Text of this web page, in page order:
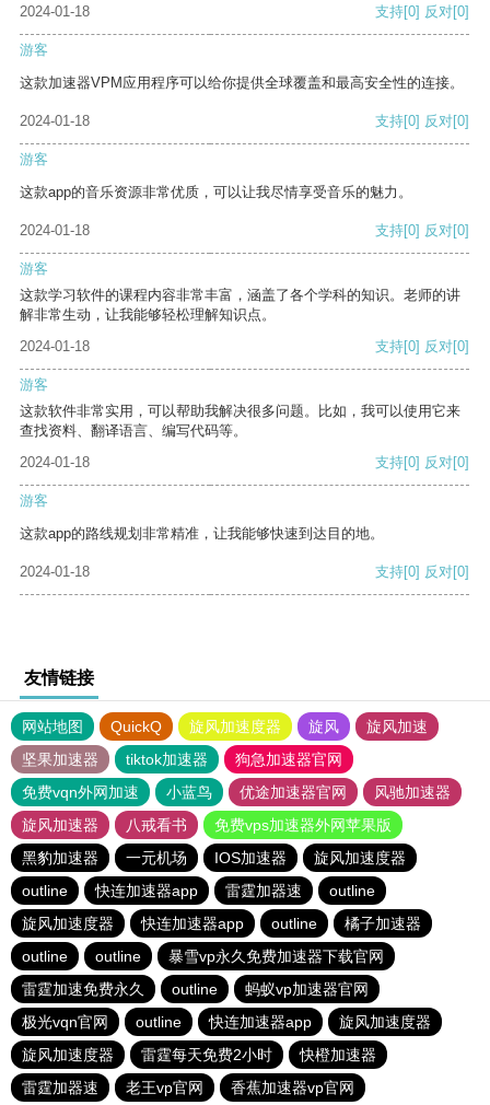
2024-01-18
支持[0] 反对[0]
游客
这款加速器VPM应用程序可以给你提供全球覆盖和最高安全性的连接。
2024-01-18 支持[0] 反对[0]
游客
这款app的音乐资源非常优质，可以让我尽情享受音乐的魅力。
2024-01-18 支持[0] 反对[0]
游客
这款学习软件的课程内容非常丰富，涵盖了各个学科的知识。老师的讲
解非常生动，让我能够轻松理解知识点。
2024-01-18
支持[0] 反对[0]
游客
这款软件非常实用，可以帮助我解决很多问题。比如，我可以使用它来
查找资料、翻译语言、编写代码等。
2024-01-18
支持[0] 反对[0]
游客
这款app的路线规划非常精准，让我能够快速到达目的地。
2024-01-18 支持[0] 反对[0]
友情链接
网站地图 QuickQ 旋风加速度器 旋风
旋风加速
坚果加速器
tiktok加速器
狗急加速器官网
免费vqn外网加速
小蓝鸟 优途加速器官网
风驰加速器
旋风加速器
八戒看书
免费vps加速器外网苹果版
黑豹加速器
一元机场 IOS加速器
旋风加速度器
outline
快连加速器app 雷霆加器速
outline
旋风加速度器
快连加速器app outline
橘子加速器
outline
outline
暴雪vp永久免费加速器下载官网
雷霆加速免费永久
outline
蚂蚁vp加速器官网
极光vqn官网
outline 快连加速器app
旋风加速度器
旋风加速度器
雷霆每天免费2小时
快橙加速器
雷霆加器速
老王vp官网 香蕉加速器vp官网